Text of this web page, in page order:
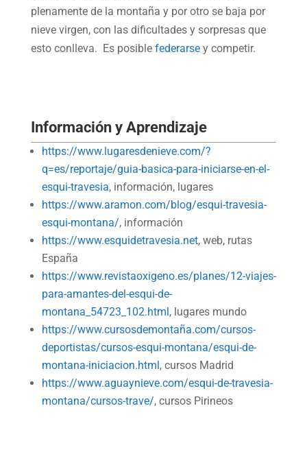
plenamente de la montaña y por otro se baja por
nieve virgen, con las dificultades y sorpresas que
esto conlleva. Es posible federarsey competir.
Información y Aprendizaje
https://www.lugaresdenieve.com/?
q=es/reportaje/guia-basica-para-iniciarse-en-el-
esqui-travesia, información, lugares
https://www.aramon.com/blog/esqui-travesia-
esqui-montana/, información
https://www.esquidetravesia.net, web, rutas
España
https://www.revistaoxigeno.es/planes/12-viajes-
para-amantes-del-esqui-de-
montana_54723_102.html, lugares mundo
https://www.cursosdemontaña.com/cursos-
deportistas/cursos-esqui-montana/esqui-de-
montana-iniciacion.html, cursos Madrid
https://www.aguaynieve.com/esqui-de-travesia-
montana/cursos-trave/, cursos Pirineos